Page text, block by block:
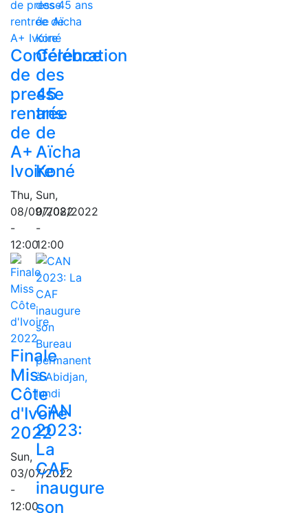
Conférence
de
presse
rentrée
de
A+
Ivoire
Thu,
08/09/2022
-
12:00
Célébration
des
45
ans
de
Aïcha
Koné
Sun,
07/08/2022
-
12:00
Finale
Miss
Côte
d'Ivoire
2022
Sun,
03/07/2022
-
12:00
CAN
2023:
La
CAF
inaugure
son